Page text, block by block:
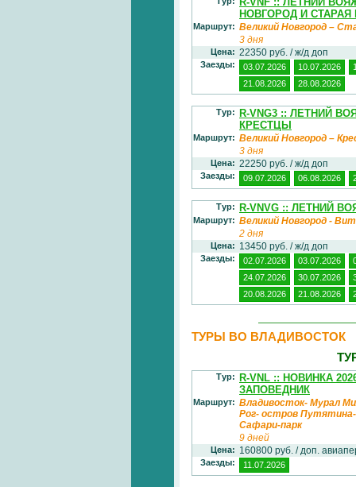
НОВГОРОД И СТАРАЯ
Маршрут: Великий Новгород –
3 дня
Цена: 22350 руб. / ж/д доп
Заезды: 03.07.2026 10.07.2026
21.08.2026
28.08.2026
Тур: R-VNG3 :: ЛЕТНИЙ
КРЕСТЦЫ
Маршрут: Великий Новгород –
3 дня
Цена: 22250 руб. / ж/д доп
Заезды: 09.07.2026 06.08.2026
Тур: R-VNVG :: ЛЕТНИЙ
Маршрут: Великий Новгород -
2 дня
Цена: 13450 руб. / ж/д доп
Заезды: 02.07.2026 03.07.2026
24.07.2026
30.07.2026
20.08.2026
21.08.2026
ТУРЫ ВО ВЛАДИВОСТОК
Тур: R-VNL :: НОВИНКА
ЗАПОВЕДНИК
Маршрут: Владивосток- Мурал
Рог- остров
Сафари-парк
9 дней
Цена: 160800 руб. / доп.
Заезды: 11.07.2026